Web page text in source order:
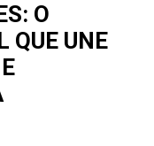
O
QUE UNE